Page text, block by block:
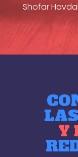
Shofar
LAS
Y